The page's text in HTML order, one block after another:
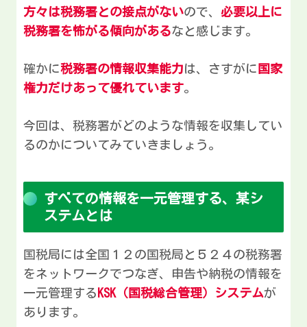
方々は税務署との接点がないので、 必要以上に
税務署を怖がる傾向があるなと感じます。
確かに税務署の情報収集能力は、さすがに 国家
権力だけあって優れています。
今回は、税務署がどのような情報を収集してい
るのかについてみていきましょう。
すべての情報を一元管理する、某シ
ステムとは
国税局には全国１２の国税局と５２４の税務署
をネットワークでつなぎ、申告や納税の情報を
一元管理する KSK（国税総合管理）システムが
あります。